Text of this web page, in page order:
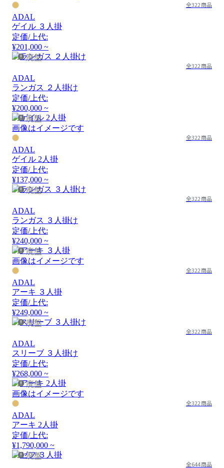
全322商品
ADAL
ゲイル ３人掛
定価/上代:
¥201,000 ~
廃盤
全322商品
ADAL
ランガス ２人掛け
定価/上代:
¥200,000 ~
廃盤
画像はイメージです
全322商品
ADAL
ゲイル 2人掛
定価/上代:
¥137,000 ~
廃盤
全322商品
ADAL
ランガス ３人掛け
定価/上代:
¥240,000 ~
廃盤
画像はイメージです
全322商品
ADAL
アーキ ３人掛
定価/上代:
¥249,000 ~
廃盤
全322商品
ADAL
スリーブ ３人掛け
定価/上代:
¥268,000 ~
廃盤
画像はイメージです
全322商品
ADAL
アーキ 2人掛
定価/上代:
¥1,790,000 ~
廃盤
全644商品